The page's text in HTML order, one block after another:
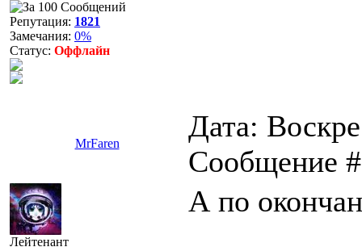
Репутация: 1821
Замечания: 0%
Статус: Оффлайн
MrFaren
Дата:
Сообщение
Лейтенант
А по